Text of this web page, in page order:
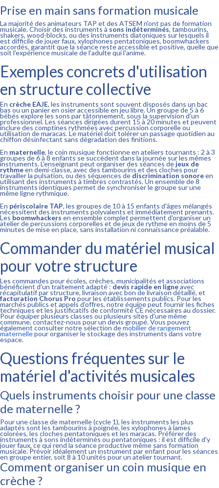
Prise en main sans formation musicale
La majorité des animateurs TAP et des ATSEM n'ont pas de formation
musicale. Choisir des instruments à sons indéterminés, tambourins,
shakers, wood-blocks, ou des instruments diatoniques sur lesquels il
est difficile de jouer faux, xylophones pentatoniques, boomwhackers
accordés, garantit que la séance reste accessible et positive, quelle que
soit l'expérience musicale de l'adulte qui l'anime.
Exemples concrets d'utilisation
en structure collective
En crèche EAJE, les instruments sont souvent disposés dans un bac
bas ou un panier en osier accessible en jeu libre. Un groupe de 5 à 6
bébés explore les sons par tâtonnement, sous la supervision d'un
professionnel. Les séances dirigées durent 15 à 20 minutes et peuvent
inclure des comptines rythmées avec percussion corporelle ou
utilisation de maracas. Le matériel doit tolérer un passage quotidien au
chiffon désinfectant sans dégradation des finitions.
En maternelle, le coin musique fonctionne en ateliers tournants : 2 à 3
groupes de 6 à 8 enfants se succèdent dans la journée sur les mêmes
instruments. L'enseignant peut organiser des séances de jeux de
rythmeen demi-classe, avec des tambourins et des cloches pour
travailler la pulsation, ou des séquences de discrimination sonoreen
utilisant des instruments à timbres contrastés. Un ensemble de 8
instruments identiques permet de synchroniser le groupe sur une
même ligne rythmique.
En périscolaire TAP, les groupes de 10 à 15 enfants d'âges mélangés
nécessitent des instruments polyvalents et immédiatement prenants.
Les boomwhackers en ensemble complet permettent d'organiser un
atelier de percussions corporelles et de jeux de rythme en moins de 5
minutes de mise en place, sans installation ni connaissance préalable.
Commander du matériel musical
pour votre structure
Les commandes pour écoles, crèches, municipalités et associations
bénéficient d'un traitement adapté : devis rapide en ligneavec
récapitulatif par structure, livraison avec bon de livraison détaillé, et
facturation Chorus Pro pour les établissements publics. Pour les
marchés publics et appels d'offres, notre équipe peut fournir les fiches
techniques et les justificatifs de conformité CE nécessaires au dossier.
Pour équiper plusieurs classes ou plusieurs sites d'une même
commune, contactez-nous pour un devis groupé. Vous pouvez
également consulter notre sélection demobilier de rangement
maternellepour organiser le stockage des instruments dans votre
espace.
Questions fréquentes sur le
matériel d'activités musicales
Quels instruments choisir pour une classe
de maternelle ?
Pour une classe de maternelle (cycle 1), les instruments les plus
adaptés sont les tambourins à poignée, les xylophones à lames
colorées, les cloches pentatoniques et les maracas. Préférer des
instruments à sons indéterminés ou pentatoniques : il est difficile d'y
jouer faux, ce qui rend la séance productive même sans formation
musicale. Prévoir idéalement un instrument par enfant pour les séances
en groupe entier, soit 8 à 10 unités pour un atelier tournant.
Comment organiser un coin musique en
crèche ?